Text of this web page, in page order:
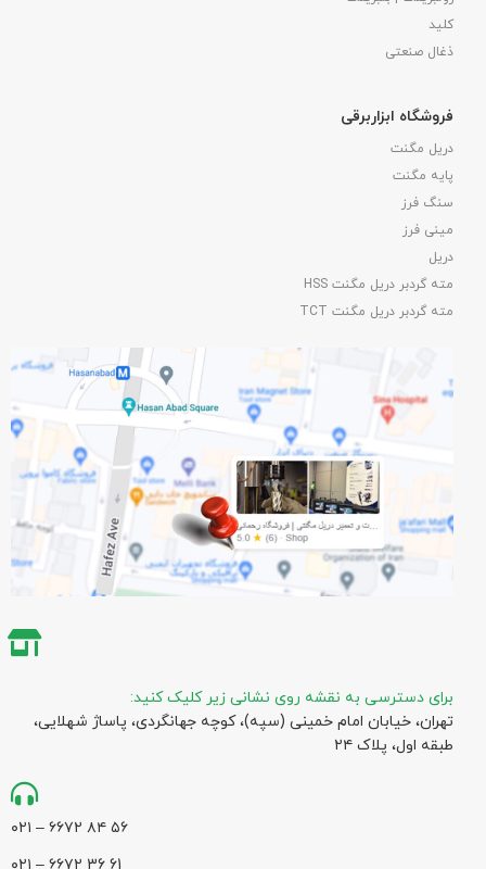
کلید
ذغال صنعتی
فروشگاه ابزاربرقی
دریل مگنت
پایه مگنت
سنگ فرز
مینی فرز
دریل
مته گردبر دریل مگنت HSS
مته گردبر دریل مگنت TCT
برای دسترسی به نقشه روی نشانی زیر کلیک کنید:
تهران، خیابان امام خمینی (سپه)، کوچه جهانگردی،‌ پاساژ شهلایی،
طبقه اول، پلاک ۲۴
۵۶ ۸۴ ۶۶۷۲ – ۰۲۱